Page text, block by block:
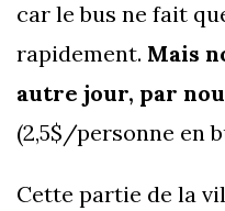
car le bus ne fait
rapidement. Mais
autre jour, par
(2,5$/personne en
Cette partie de la